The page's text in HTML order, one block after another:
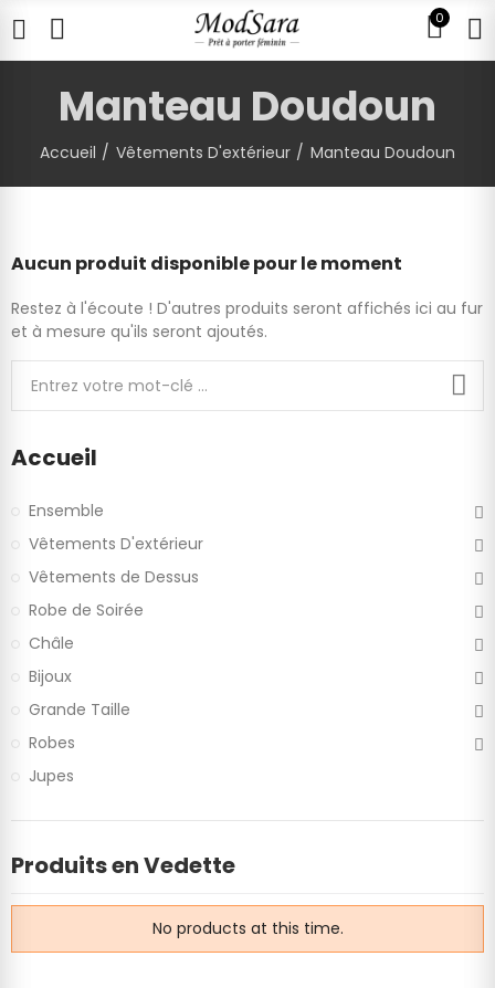
0
Manteau Doudoun
Accueil Vêtements D'extérieur Manteau Doudoun
Aucun produit disponible pour le moment
Restez à l'écoute ! D'autres produits seront affichés ici au fur
et à mesure qu'ils seront ajoutés.
Accueil
Ensemble
Vêtements D'extérieur
Vêtements de Dessus
Robe de Soirée
Châle
Bijoux
Grande Taille
Robes
Jupes
Produits en Vedette
No products at this time.